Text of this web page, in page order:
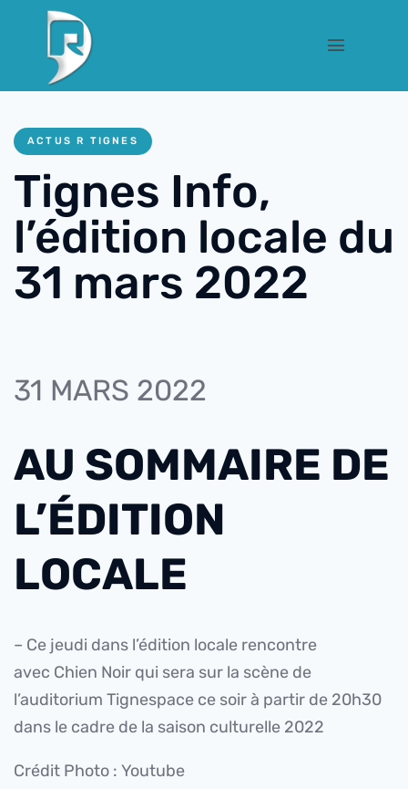
ACTUS R TIGNES
Tignes Info,
l’édition locale du
31 mars 2022
31 MARS 2022
AU SOMMAIRE DE
L’ÉDITION
LOCALE
– Ce jeudi dans l’édition locale rencontre
avec Chien Noir qui sera sur la scène de
l’auditorium Tignespace ce soir à partir de 20h30
dans le cadre de la saison culturelle 2022
Crédit Photo : Youtube